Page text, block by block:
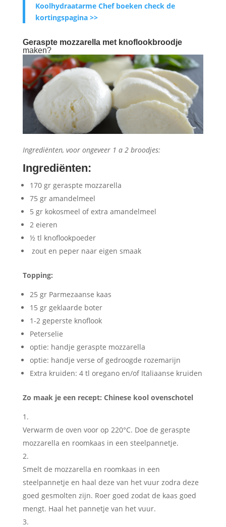
Koolhydraatarme Chef boeken check de
kortingspagina >>
Geraspte mozzarella met knoflookbroodje
maken?
Ingrediënten, voor ongeveer 1 a 2 broodjes:
Ingrediënten:
170 gr geraspte mozzarella
75 gr amandelmeel
5 gr kokosmeel of extra amandelmeel
2 eieren
½ tl knoflookpoeder
zout en peper naar eigen smaak
Topping:
25 gr Parmezaanse kaas
15 gr geklaarde boter
1-2 geperste knoflook
Peterselie
optie: handje geraspte mozzarella
optie: handje verse of gedroogde rozemarijn
Extra kruiden: 4 tl oregano en/of Italiaanse kruiden
Zo maak je een recept: Chinese kool ovenschotel
Verwarm de oven voor op 220°C. Doe de geraspte
mozzarella en roomkaas in een steelpannetje.
Smelt de mozzarella en roomkaas in een
steelpannetje en haal deze van het vuur zodra deze
goed gesmolten zijn. Roer goed zodat de kaas goed
mengt. Haal het pannetje van het vuur.